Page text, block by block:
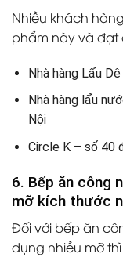
Nhiều khách
phẩm này và đạt
Nhà hàng Lẩu
Nhà hàng lẩu
Nội
Circle K – số 40
6. Bếp ăn công
mỡ kích thước
Đối với bếp ăn
dụng nhiều mỡ